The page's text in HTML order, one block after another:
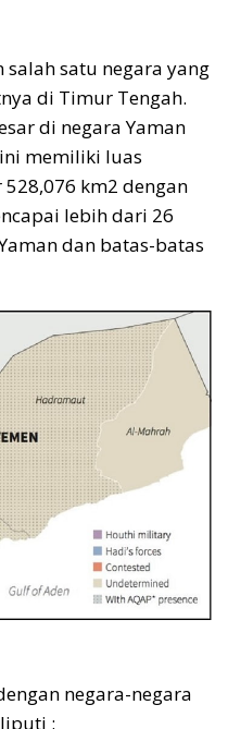
satu negara yang
di Timur Tengah.
di negara Yaman
memiliki luas
km2 dengan
lebih dari 26
dan batas-batas
negara-negara
: